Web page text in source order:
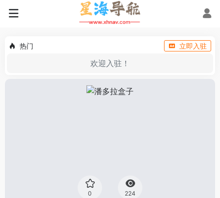
热门 立即入驻
欢迎入驻！
0 224